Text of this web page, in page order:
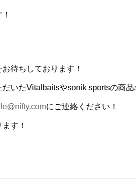
待ちしております！
いたVitalbaitsやsonik sportsの商
にご連絡ください！
す！